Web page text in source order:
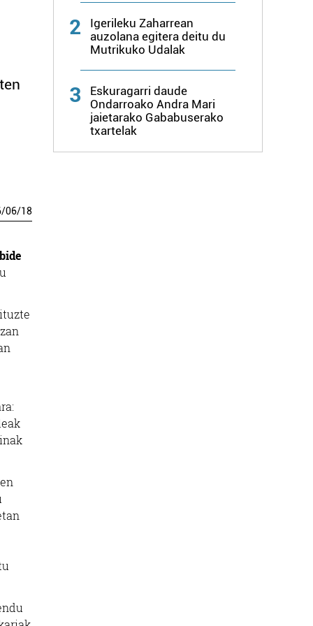
/06/18
2
Igerileku Zaharrean
auzolana egitera deitu du
Mutrikuko Udalak
3
Eskuragarri daude
Ondarroako Andra Mari
jaietarako Gababuserako
txartelak